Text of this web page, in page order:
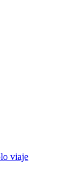
viaje